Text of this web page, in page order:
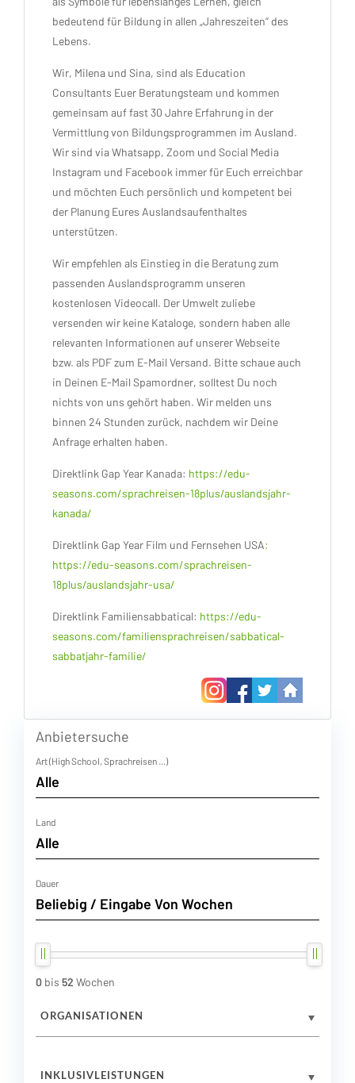
bedeutend für Bildung in allen „Jahreszeiten“ des
Lebens.
Wir, Milena und Sina, sind als Education
Consultants Euer Beratungsteam und kommen
gemeinsam auf fast 30 Jahre Erfahrung in der
Vermittlung von Bildungsprogrammen im Ausland.
Wir sind via Whatsapp, Zoom und Social Media
Instagram und Facebook immer für Euch erreichbar
und möchten Euch persönlich und kompetent bei
der Planung Eures Auslandsaufenthaltes
unterstützen.
Wir empfehlen als Einstieg in die Beratung zum
passenden Auslandsprogramm unseren
kostenlosen Videocall. Der Umwelt zuliebe
versenden wir keine Kataloge, sondern haben alle
relevanten Informationen auf unserer Webseite
bzw. als PDF zum E-Mail Versand. Bitte schaue auch
in Deinen E-Mail Spamordner, solltest Du noch
nichts von uns gehört haben. Wir melden uns
binnen 24 Stunden zurück, nachdem wir Deine
Anfrage erhalten haben.
Direktlink Gap Year Kanada: https://edu-
seasons.com/sprachreisen-18plus/auslandsjahr-
kanada/
Direktlink Gap Year Film und Fernsehen USA:
https://edu-seasons.com/sprachreisen-
18plus/auslandsjahr-usa/
Direktlink Familiensabbatical: https://edu-
seasons.com/familiensprachreisen/sabbatical-
sabbatjahr-familie/
Anbietersuche
Art (High School, Sprachreisen ...)
Land
Dauer
0 bis 52 Wochen
ORGANISATIONEN
INKLUSIVLEISTUNGEN